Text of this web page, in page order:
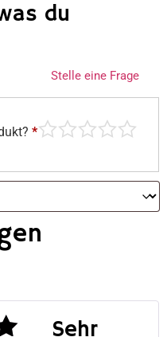
du
Stelle eine Frage
*
Sehr